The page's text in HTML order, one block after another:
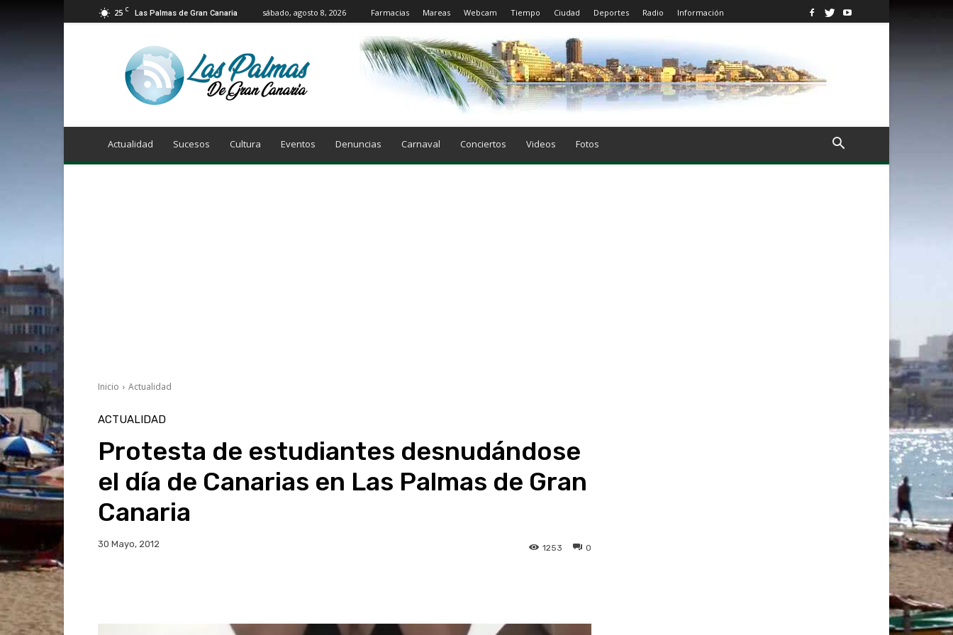
25 C Las Palmas de Gran Canaria sábado, agosto 8, 2026 Farmacias Mareas Webcam Tiempo Ciudad Deportes Radio Información
Las
Palmas
de
Canaria
Actualidad Sucesos Cultura Eventos Denuncias Carnaval Conciertos Videos Fotos
Inicio Actualidad
ACTUALIDAD
Protesta de estudiantes desnudándose
el día de Canarias en Las Palmas de Gran
Canaria
30 Mayo, 2012 0
1253